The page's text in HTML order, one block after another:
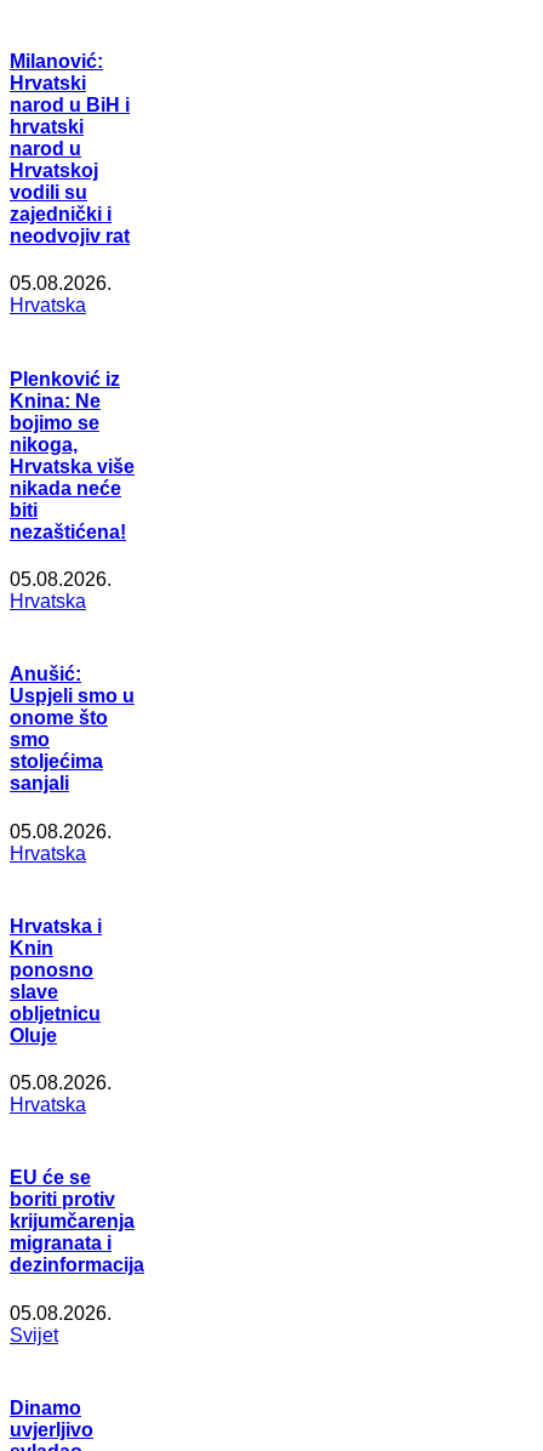
Milanović:
Hrvatski
narod u BiH i
hrvatski
narod u
Hrvatskoj
vodili su
zajednički i
neodvojiv rat
05.08.2026.
Hrvatska
Plenković iz
Knina: Ne
bojimo se
nikoga,
Hrvatska više
nikada neće
biti
nezaštićena!
05.08.2026.
Hrvatska
Anušić:
Uspjeli smo u
onome što
smo
stoljećima
sanjali
05.08.2026.
Hrvatska
Hrvatska i
Knin
ponosno
slave
obljetnicu
Oluje
05.08.2026.
Hrvatska
EU će se
boriti protiv
krijumčarenja
migranata i
dezinformacija
05.08.2026.
Svijet
Dinamo
uvjerljivo